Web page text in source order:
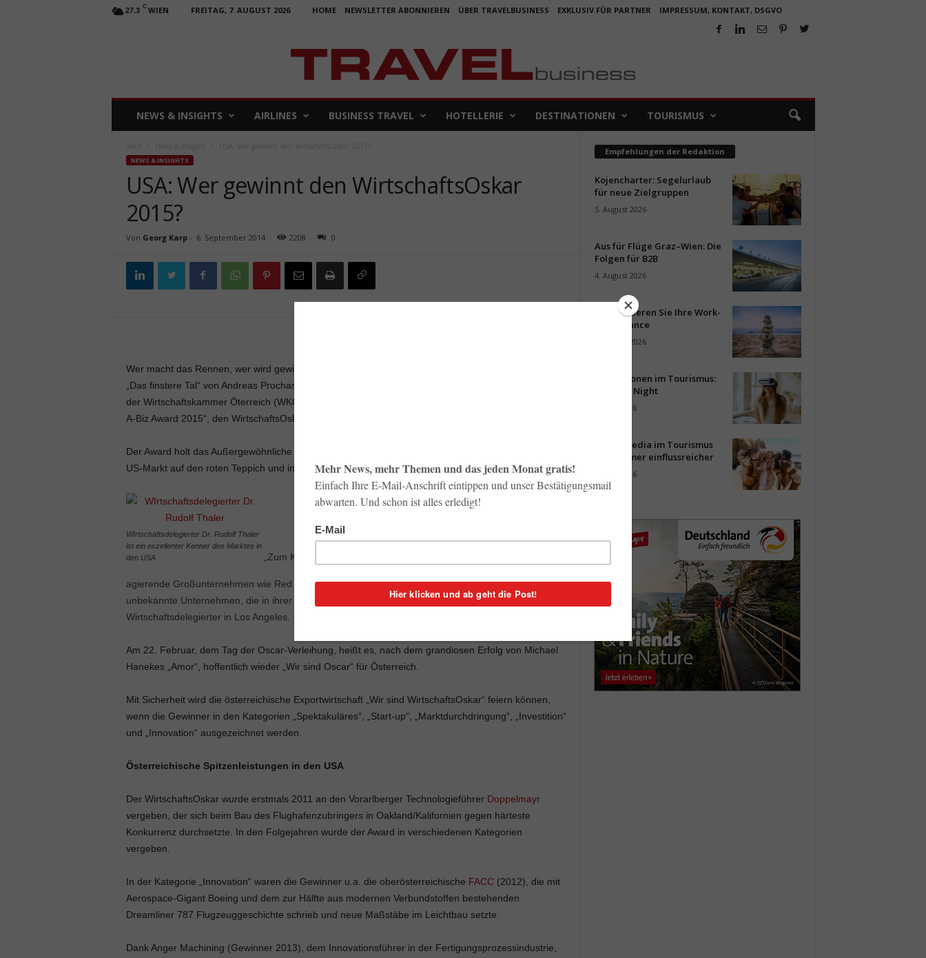
27.3 C WIEN FREITAG, 7. AUGUST 2026 HOME NEWSLETTER ABONNIEREN ÜBER TRAVELBUSINESS EXKLUSIV FÜR PARTNER IMPRESSUM, KONTAKT, DSGVO
A
NEWS & INSIGHTS AIRLINES BUSINESS TRAVEL HOTELLERIE DESTINATIONEN TOURISMUS
NEWS & INSIGHTS
USA: Wer gewinnt den WirtschaftsOskar
2015?
Von Georg Karp- 6. September 2014 2208 0
Wer macht das Rennen, wer wird gewinnen? Parallel zur Oscar-Nominierung des Austro-Westerns
„Das finstere Tal“ von Andreas Prochaska nominiert auch das
der Wirtschaftskammer Öterreich (WKÖ) zum fünften Mal österreichische Unternehmen für den „US-
A-Biz Award 2015“, den WirtschaftsOskar für Spitzenleistungen in den USA.
Der Award holt das Außergewöhnliche und Herausragende auf dem hart umkämpften und riesigen
US-Markt auf den roten Teppich und in das mediale Rampenlicht.
WIrtschaftsdelegierter Dr. Rudolf Thaler
ist ein exzellenter Kenner des Marktes in
den USA
„Zum Kreis der nominierten Unternehmen gehörten bereits global
agierende Großunternehmen wie Red Bull und Voestalpine, aber auch kleine, meist in Österreich
unbekannte Unternehmen, die in ihrer Nische „Big Player“ sind“, sagt Rudolf Thaler, österreichischer
Wirtschaftsdelegierter in Los Angeles.
Am 22. Februar, dem Tag der Oscar-Verleihung, heißt es, nach dem grandiosen Erfolg von Michael
Hanekes „Amor“, hoffentlich wieder „Wir sind Oscar“ für Österreich.
Mit Sicherheit wird die österreichische Exportwirtschaft „Wir sind WirtschaftsOskar“ feiern können,
wenn die Gewinner in den Kategorien „Spektakuläres“, „Start-up“, „Marktdurchdringung“, „Investition“
und „Innovation“ ausgezeichnet werden.
Österreichische Spitzenleistungen in den USA
Der WirtschaftsOskar wurde erstmals 2011 an den Vorarlberger Technologieführer Doppelmayr
vergeben, der sich beim Bau des Flughafenzubringers in Oakland/Kalifornien gegen härteste
Konkurrenz durchsetzte. In den Folgejahren wurde der Award in verschiedenen Kategorien
vergeben.
In der Kategorie „Innovation“ waren die Gewinner u.a. die oberösterreichische FACC(2012), die mit
Aerospace-Gigant Boeing und dem zur Hälfte aus modernen Verbundstoffen bestehenden
Dreamliner 787 Flugzeuggeschichte schrieb und neue Maßstäbe im Leichtbau setzte.
Dank Anger Machining (Gewinner 2013), dem Innovationsführer in der Fertigungsprozessindustrie,
Empfehlungen der Redaktion
Kojencharter: Segelurlaub
für neue Zielgruppen
5. August 2026
Aus für Flüge Graz–Wien: Die
Folgen für B2B
4. August 2026
So optimieren Sie Ihre Work-
Life-Balance
3. August 2026
Innovationen im Tourismus:
Start-up Night
31. Juli 2026
Social Media im Tourismus
wird immer einflussreicher
30. Juli 2026